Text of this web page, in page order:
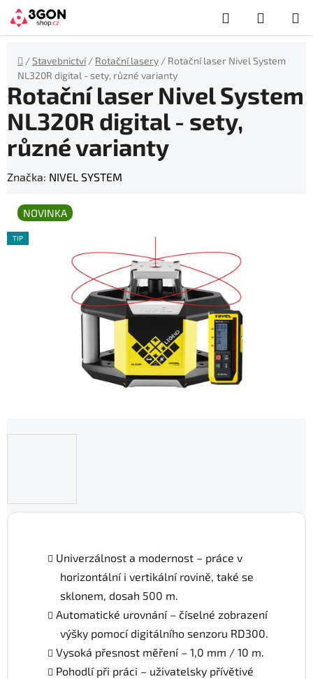
Přejít
na
obsah
Hledat
KOŠÍK
Domů
/Stavebnictví / Rotační lasery / Rotační laser Nivel System
NL320R digital - sety, různé varianty
Univerzálnost a modernost – práce v
horizontální i vertikální rovině, také se
sklonem, dosah 500 m.
Automatické urovnání – číselné zobrazení
výšky pomocí digitálního senzoru RD300.
Vysoká přesnost měření – 1,0 mm / 10 m.
Pohodlí při práci – uživatelsky přívětivé
Rotační laser Nivel System
NL320R digital - sety,
různé varianty
Značka: NIVEL SYSTEM
NOVINKA
TIP